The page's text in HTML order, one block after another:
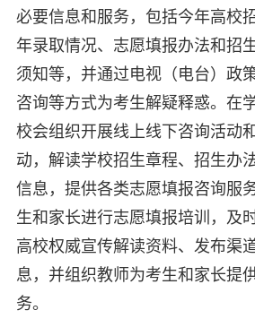
必要信息和服务，包括今年高校
年录取情况、志愿填报办法和招
须知等，并通过电视（电台）政
咨询等方式为考生解疑释惑。在
校会组织开展线上线下咨询活动
动，解读学校招生章程、招生办
信息，提供各类志愿填报咨询服
生和家长进行志愿填报培训，及
高校权威宣传解读资料、发布渠
息，并组织教师为考生和家长提
务。